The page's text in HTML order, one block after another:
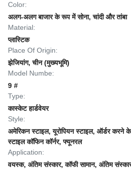
Color:
अलग-अलग बाजार के रूप में सोना, चांदी और तांबा
Material:
प्लास्टिक
Place Of Origin:
झेजियांग, चीन (मुख्यभूमि)
Model Numbe:
9 #
Type:
कास्केट हार्डवेयर
Style:
अमेरिकन स्टाइल, यूरोपियन स्टाइल, ऑर्डर करने
स्टाइल कॉफिन कॉर्नर, फ्यूनरल
Application:
वयस्क, अंतिम संस्कार, कॉफी सामान, अंतिम